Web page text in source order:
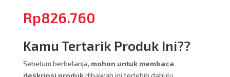
Rp826.760
Kamu Tertarik Produk Ini??
Sebelum berbelanja, mohon untuk membaca
deskripsi produkdibawah ini terlebih dahulu.